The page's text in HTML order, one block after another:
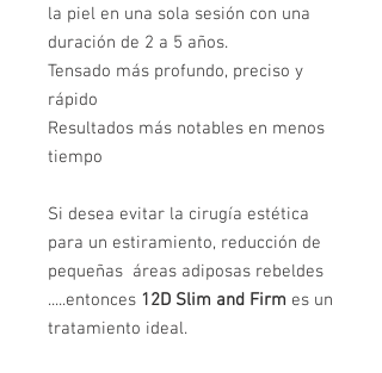
la piel en una sola sesión con una
duración de 2 a 5 años.
Tensado más profundo, preciso y
rápido
Resultados más notables en menos
tiempo
Si desea evitar la cirugía estética
para un estiramiento, reducción de
pequeñas áreas adiposas rebeldes
.....entonces 12D Slim and Firm es un
tratamiento ideal.